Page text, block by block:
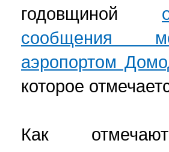
годовщиной
сообщения
аэропортом
которое
Как